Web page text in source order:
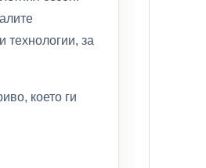
технологии, за
което ги